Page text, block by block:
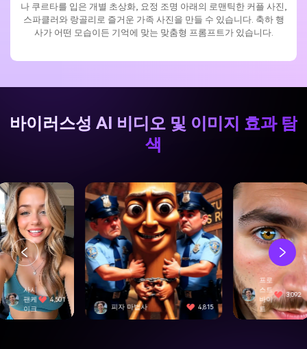
나 쿠르타를 입은 개별 초상화, 요정 조명 아래의 로맨틱한 커플 사진,
스파클러와 랑골리로 즐거운 가족 사진을 만들 수 있습니다. 축하 행
사가 어떤 모습이든 기억에 맞는 맞춤형 프롬프트가 있습니다.
바이러스성 AI 비디오 및 이미지 효과 탐
색
피자 마법사 4,815
프로
스트
바이
트
3,092
스위프트 에지